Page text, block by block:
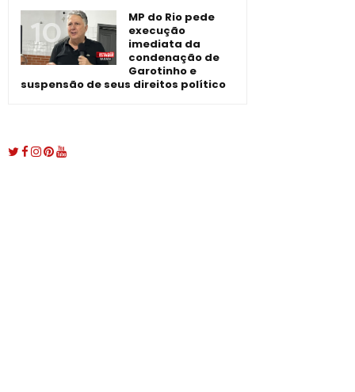
MP do Rio pede
execução
imediata da
condenação de
Garotinho e
suspensão de seus direitos político